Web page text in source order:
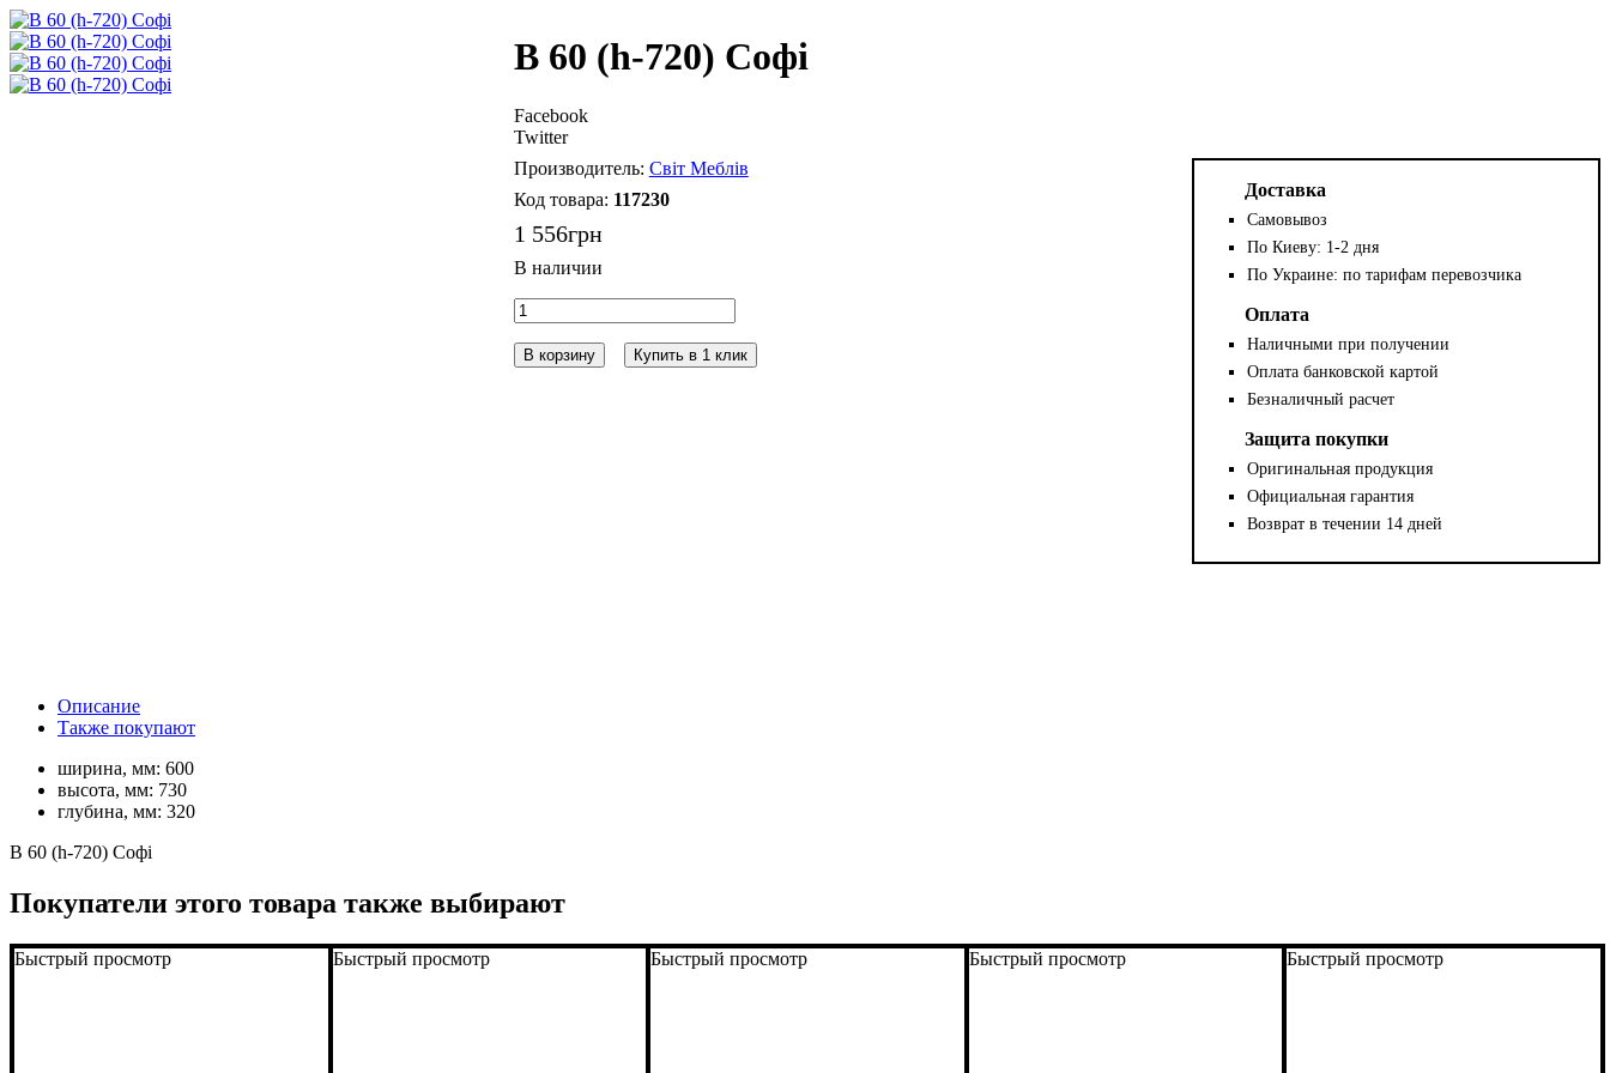
В 60 (h-720) Софі
Facebook
Twitter
Світ Меблів
117230
1 556грн
В корзину Купить в 1 клик
Доставка
Самовывоз
По Киеву: 1-2 дня
По Украине: по тарифам перевозчика
Оплата
Наличными при получении
Оплата банковской картой
Безналичный расчет
Защита покупки
Оригинальная продукция
Официальная гарантия
Возврат в течении 14 дней
Описание
Также покупают
ширина, мм: 600
высота, мм: 730
глубина, мм: 320
В 60 (h-720) Софі
Покупатели этого товара также выбирают
Быстрый просмотр Быстрый просмотр Быстрый просмотр Быстрый просмотр Быстрый просмотр